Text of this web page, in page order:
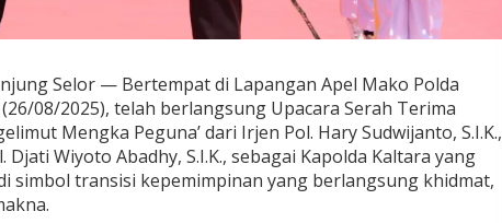
Selor — Bertempat di Lapangan Apel Mako Polda
08/2025), telah berlangsung Upacara Serah Terima
Mengka Peguna’ dari Irjen Pol. Hary Sudwijanto, S.I.K.,
Djati Wiyoto Abadhy, S.I.K., sebagai Kapolda Kaltara yang
simbol transisi kepemimpinan yang berlangsung khidmat,